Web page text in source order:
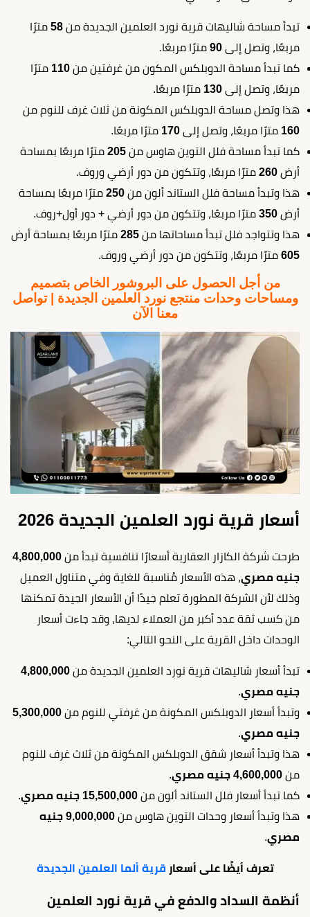
تبدأ مساحة شاليهات قرية نورد العلمين الجديدة من 58 مترًا
مربعًا، وتصل إلى 90 مترًا مربعًا.
كما تبدأ مساحة الدوبلكس المكون من غرفتين من 110 مترًا
مربعًا، وتصل إلى 130 مترًا مربعًا.
هذا وتصل مساحة الدوبلكس المكونة من ثلاث غرف للنوم من
160 مترًا مربعًا، وتصل إلى 170 مترًا مربعًا.
كما تبدأ مساحة فلل التوين هاوس من 205 مترًا مربعًا بمساحة
أرض 260 مترًا مربعًا، وتتكون من دور أرضي وروف.
هذا وتبدأ مساحة فلل الستاند ألون من 250 مترًا مربعًا بمساحة
أرض 350 مترًا مربعًا، وتتكون من دور أرضي + دور أول+روف.
هذا وتتواجد فلل تبدأ مساحاتها من 285 مترًا مربعًا بمساحة أرض
605 مترًا مربعًا، وتتكون من دور أرضي وروف.
من أجل الحصول على البروشور الخاص بتصميم
ومساحات وحدات منتجع نورد العلمين الجديدة | تواصل
معنا الآن
أسعار قرية نورد العلمين الجديدة 2026
طرحت شركة الكازار العقارية أسعارًا تنافسية تبدأ من 4,800,000
جنيه مصري، هذه الأسعار مُناسبة للغاية وفي متناول العميل
وذلك لأن الشركة المطورة تعلم جيدًا أن الأسعار الجيدة تمكنها
من كسب ثقة عدد أكبر من العملاء لديها، وقد جاءت أسعار
الوحدات داخل القرية على النحو التالي:
تبدأ أسعار شاليهات قرية نورد العلمين الجديدة من 4,800,000
جنيه مصري.
وتبدأ أسعار الدوبلكس المكونة من غرفتي للنوم من 5,300,000
جنيه مصري.
هذا وتبدأ أسعار شقق الدوبلكس المكونة من ثلاث غرف للنوم
من 4,600,000 جنيه مصري
.
كما تبدأ أسعار فلل الستاند ألون من 15,500,000 جنيه مصري
.
هذا وتبدأ أسعار وحدات التوين هاوس من
9,000,000 جنيه
مصري.
تعرف أيضًا على أسعار قرية ألما العلمين الجديدة
أنظمة السداد والدفع في قرية نورد العلمين